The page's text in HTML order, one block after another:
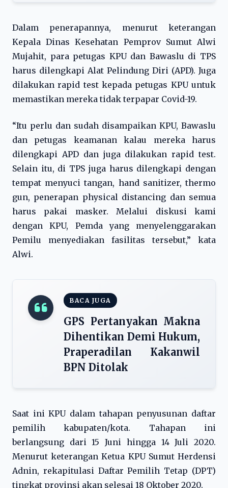
Dalam penerapannya, menurut keterangan
Kepala Dinas Kesehatan Pemprov Sumut Alwi
Mujahit, para petugas KPU dan Bawaslu di TPS
harus dilengkapi Alat Pelindung Diri (APD). Juga
dilakukan rapid test kepada petugas KPU untuk
memastikan mereka tidak terpapar Covid-19.
“Itu perlu dan sudah disampaikan KPU, Bawaslu
dan petugas keamanan kalau mereka harus
dilengkapi APD dan juga dilakukan rapid test.
Selain itu, di TPS juga harus dilengkapi dengan
tempat menyuci tangan, hand sanitizer, thermo
gun, penerapan physical distancing dan semua
harus pakai masker. Melalui diskusi kami
dengan KPU, Pemda yang menyelenggarakan
Pemilu menyediakan fasilitas tersebut,” kata
Alwi.
BACA JUGA
GPS Pertanyakan Makna
Dihentikan Demi Hukum,
Praperadilan Kakanwil
BPN Ditolak
Saat ini KPU dalam tahapan penyusunan daftar
pemilih kabupaten/kota. Tahapan ini
berlangsung dari 15 Juni hingga 14 Juli 2020.
Menurut keterangan Ketua KPU Sumut Herdensi
Adnin, rekapitulasi Daftar Pemilih Tetap (DPT)
tingkat provinsi akan selesai 18 Oktober 2020.